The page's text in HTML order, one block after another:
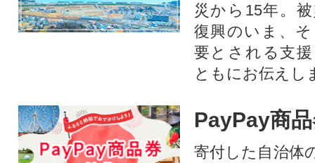
災から15年。
復興のいま、
要とされる支
ともにお伝えし
PayPay商
寄付した自治体